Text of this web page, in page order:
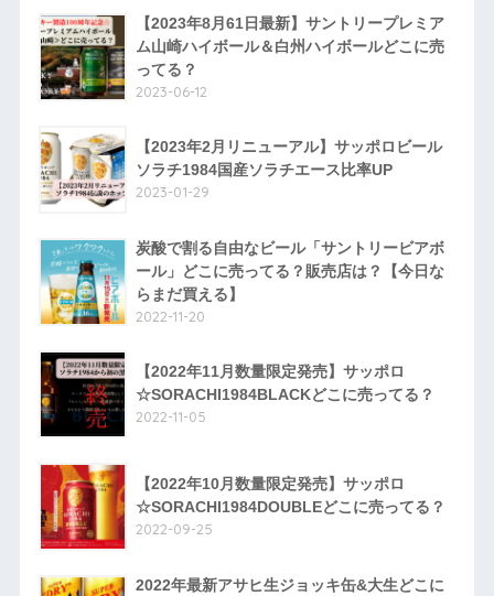
【2023年8月61日最新】サントリープレミア
ム山崎ハイボール＆白州ハイボールどこに売
ってる？
2023-06-12
【2023年2月リニューアル】サッポロビール
ソラチ1984国産ソラチエース比率UP
2023-01-29
炭酸で割る自由なビール「サントリービアボ
ール」どこに売ってる？販売店は？【今日な
らまだ買える】
2022-11-20
【2022年11月数量限定発売】サッポロ
☆SORACHI1984BLACKどこに売ってる？
2022-11-05
【2022年10月数量限定発売】サッポロ
☆SORACHI1984DOUBLEどこに売ってる？
2022-09-25
2022年最新アサヒ生ジョッキ缶&大生どこに